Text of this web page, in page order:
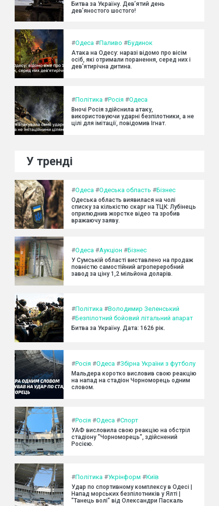
Битва за Україну. Дев’ятий день
дев’яностого шостого!
#Одеса #Паливо #Будинок
Атака на Одесу: наразі відомо про вісім
осіб, які отримали поранення, серед них і
дев'ятирічна дитина.
#Політика #Росія #Одеса
Вночі Росія здійснила атаку,
використовуючи ударні безпілотники, а не
цілі для імітації, повідомив Ігнат.
У тренді
#Одеса #Одеська область #Бізнес
Одеська область виявилася на чолі
списку за кількістю скарг на ТЦК: Лубінець
оприлюднив жорстке відео та зробив
вражаючу заяву.
#Одеса #Аукціон #Бізнес
У Сумській області виставлено на продаж
повністю самостійний агропереробний
завод за ціну 1,2 мільйона доларів.
#Політика #Володимир Зеленський
#Безпілотний бойовий літальний апарат
Битва за Україну. Дата: 1626 рік.
#Росія #Одеса #Збірна України з футболу
Мальдера коротко висловив свою реакцію
на напад на стадіон Чорноморець одним
словом.
#Росія #Одеса #Спорт
УАФ висловила свою реакцію на обстріл
стадіону "Чорноморець", здійснений
Росією.
#Політика #Укрінформ #Київ
Удар по спортивному комплексу в Одесі |
Напад морських безпілотників у Ялті |
"Танець волі" від Олександри Паскаль